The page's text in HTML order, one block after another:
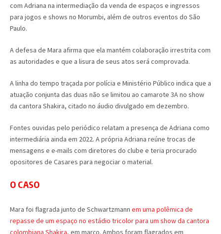
com Adriana na intermediação da venda de espaços e ingressos
para jogos e shows no Morumbi, além de outros eventos do São
Paulo.
A defesa de Mara afirma que ela mantém colaboração irrestrita com
as autoridades e que a lisura de seus atos será comprovada.
A linha do tempo traçada por polícia e Ministério Público indica que a
atuação conjunta das duas não se limitou ao camarote 3A no show
da cantora Shakira, citado no áudio divulgado em dezembro.
Fontes ouvidas pelo periódico relatam a presença de Adriana como
intermediária ainda em 2022. A própria Adriana reúne trocas de
mensagens e e-mails com diretores do clube e teria procurado
opositores de Casares para negociar o material.
O CASO
Mara foi flagrada junto de Schwartzmann em uma polêmica de
repasse de um espaço no estádio tricolor para um show da cantora
colombiana Shakira, em março. Ambos foram flagrados em